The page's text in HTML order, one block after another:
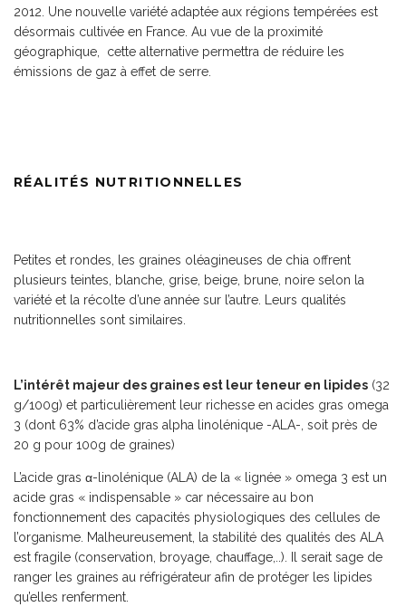
2012. Une nouvelle variété adaptée aux régions tempérées est
désormais cultivée en France. Au vue de la proximité
géographique, cette alternative permettra de réduire les
émissions de gaz à effet de serre.
RÉALITÉS NUTRITIONNELLES
Petites et rondes, les graines oléagineuses de chia offrent
plusieurs teintes, blanche, grise, beige, brune, noire selon la
variété et la récolte d’une année sur l’autre. Leurs qualités
nutritionnelles sont similaires.
L’intérêt majeur des graines est leur teneur en lipides (32
g/100g) et particulièrement leur richesse en acides gras omega
3 (dont 63% d’acide gras alpha linolénique -ALA-, soit près de
20 g pour 100g de graines)
L’acide gras α-linolénique (ALA) de la « lignée » omega 3 est un
acide gras « indispensable » car nécessaire au bon
fonctionnement des capacités physiologiques des cellules de
l’organisme. Malheureusement, la stabilité des qualités des ALA
est fragile (conservation, broyage, chauffage,..). Il serait sage de
ranger les graines au réfrigérateur afin de protéger les lipides
qu’elles renferment.